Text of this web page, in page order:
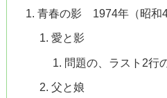
青春の影 1974年（昭和
愛と影
問題の、ラスト2行
父と娘